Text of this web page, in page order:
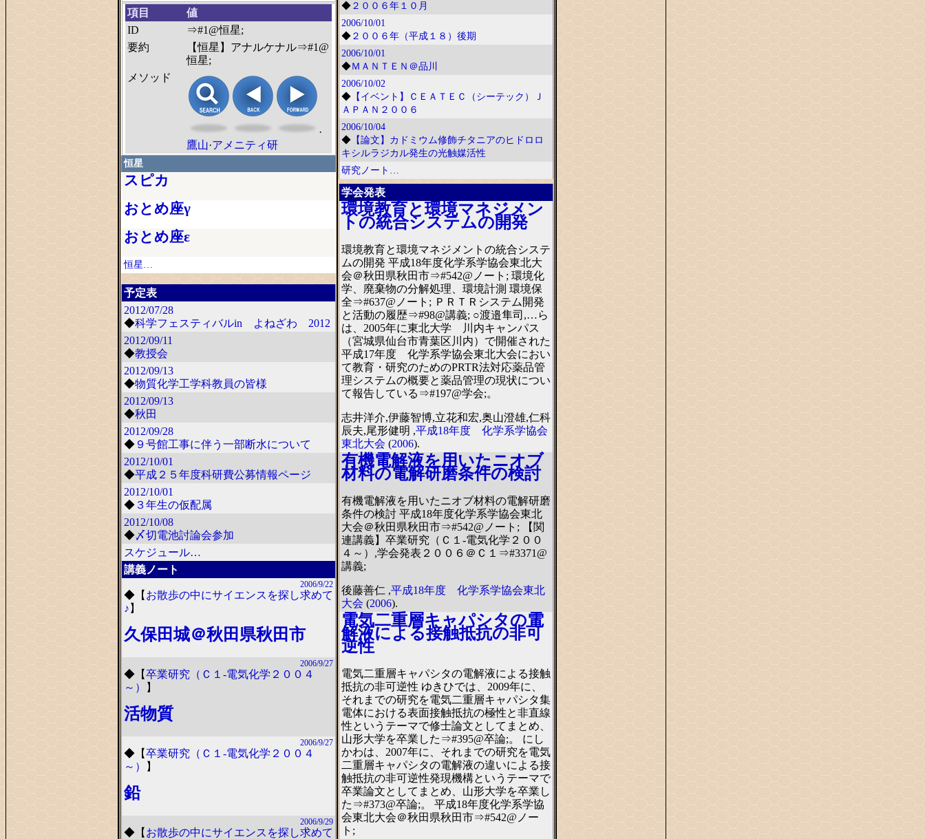
項目
値
ID
⇒#1@恒星;
要約
【恒星】アナルケナル⇒#1@
恒星;
メソッド
·
鷹山·アメニティ研
恒星
スピカ
おとめ座γ
おとめ座ε
恒星…
予定表
2012/07/28
◆科学フェスティバルin よねざわ 2012
2012/09/11
◆教授会
2012/09/13
◆物質化学工学科教員の皆様
2012/09/13
◆秋田
2012/09/28
◆ ９号館工事に伴う一部断水について
2012/10/01
◆平成２５年度科研費公募情報ページ
2012/10/01
◆ ３年生の仮配属
2012/10/08
◆〆切電池討論会参加
スケジュール…
講義ノート
2006/9/22
◆ 【 お散歩の中にサイエンスを探し求めて
♪ 】
久保田城＠秋田県秋田市
2006/9/27
◆ 【卒業研究（Ｃ１-電気化学２００４
～）
】
活物質
2006/9/27
◆ 【卒業研究（Ｃ１-電気化学２００４
～）
】
鉛
2006/9/29
◆ 【 お散歩の中にサイエンスを探し求めて
◆ ２００６年１０月
2006/10/01
◆ ２００６年（平成１８）後期
2006/10/01
◆ＭＡＮＴＥＮ＠品川
2006/10/02
◆ 【イベント】ＣＥＡＴＥＣ（シーテック）Ｊ
ＡＰＡＮ２００６
2006/10/04
◆ 【論文】カドミウム修飾チタニアのヒドロロ
キシルラジカル発生の光触媒活性
研究ノート…
学会発表
環境教育と環境マネジメン
トの統合システムの開発
環境教育と環境マネジメントの統合システ
ムの開発 平成18年度化学系学協会東北大
会＠秋田県秋田市⇒#542@ノート; 環境化
学、廃棄物の分解処理、環境計測 環境保
全⇒#637@ノート; ＰＲＴＲシステム開発
と活動の履歴⇒#98@講義; ○渡邉隼司,…ら
は、2005年に東北大学 川内キャンパス
（宮城県仙台市青葉区川内）で開催された
平成17年度 化学系学協会東北大会におい
て教育・研究のためのPRTR法対応薬品管
理システムの概要と薬品管理の現状につい
て報告している⇒#197@学会;。
志井洋介,伊藤智博,立花和宏,奥山澄雄,仁科
辰夫,尾形健明 ,平成18年度 化学系学協会
東北大会 (2006).
有機電解液を用いたニオブ
材料の電解研磨条件の検討
有機電解液を用いたニオブ材料の電解研磨
条件の検討 平成18年度化学系学協会東北
大会＠秋田県秋田市⇒#542@ノート; 【関
連講義】卒業研究（Ｃ１-電気化学２００
４～）,学会発表２００６＠Ｃ１⇒#3371@
講義;
後藤善仁 ,平成18年度 化学系学協会東北
大会 (2006).
電気二重層キャパシタの電
解液による接触抵抗の非可
逆性
電気二重層キャパシタの電解液による接触
抵抗の非可逆性 ゆきひでは、2009年に、
それまでの研究を電気二重層キャパシタ集
電体における表面接触抵抗の極性と非直線
性というテーマで修士論文としてまとめ、
山形大学を卒業した⇒#395@卒論;。 にし
かわは、2007年に、それまでの研究を電気
二重層キャパシタの電解液の違いによる接
触抵抗の非可逆性発現機構というテーマで
卒業論文としてまとめ、山形大学を卒業し
た⇒#373@卒論;。 平成18年度化学系学協
会東北大会＠秋田県秋田市⇒#542@ノー
ト;